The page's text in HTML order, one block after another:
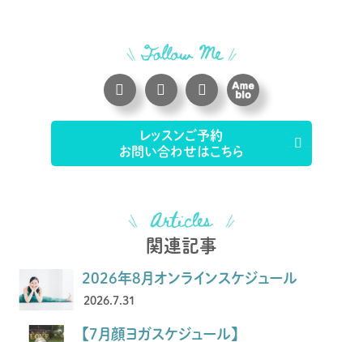
レッスンご予約
お問い合わせはこちら
関連記事
2026年8月オンラインスケジュール
2026.7.31
【7月顔ヨガスケジュール】